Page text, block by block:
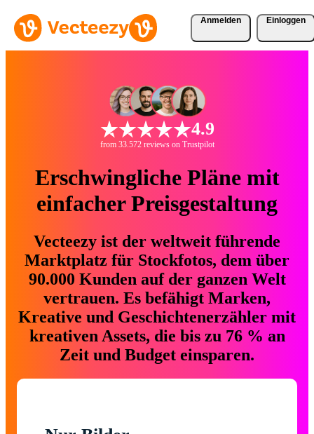
Anmelden Einloggen
4.9
from 33.572 reviews on Trustpilot
Erschwingliche Pläne mit
einfacher Preisgestaltung
Vecteezy ist der weltweit führende
Marktplatz für Stockfotos, dem über
90.000 Kunden auf der ganzen Welt
vertrauen. Es befähigt Marken,
Kreative und Geschichtenerzähler mit
kreativen Assets, die bis zu 76 % an
Zeit und Budget einsparen.